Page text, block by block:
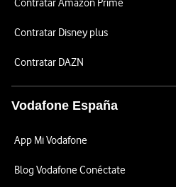
Contratar Amazon Prime
Contratar Disney plus
Contratar DAZN
Vodafone España
App Mi Vodafone
Blog Vodafone Conéctate